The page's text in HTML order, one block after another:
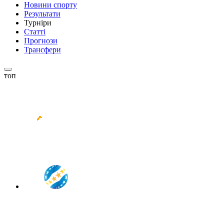
Новини спорту
Результати
Турніри
Статті
Прогнози
Трансфери
топ